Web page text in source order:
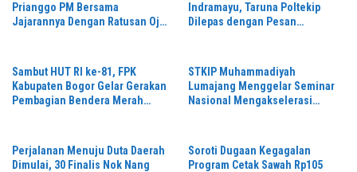
Prianggo PM Bersama
Jajarannya Dengan Ratusan Ojol
Indramayu, Taruna Poltekip
Dilepas dengan Pesan
Sambut HUT RI ke-81, FPK
Kabupaten Bogor Gelar Gerakan
Pembagian Bendera Merah
STKIP Muhammadiyah
Lumajang Menggelar Seminar
Nasional Mengakselerasi
Pendidikan Tinggi
Perjalanan Menuju Duta Daerah
Dimulai, 30 Finalis Nok Nang
Soroti Dugaan Kegagalan
Program Cetak Sawah Rp105